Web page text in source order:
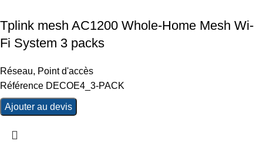
Tplink mesh AC1200 Whole-Home Mesh Wi-
Fi System 3 packs
Réseau, Point d'accès
Référence DECOE4_3-PACK
Ajouter au devis